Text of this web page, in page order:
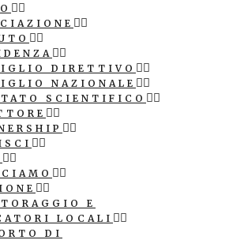
DIRETTIVO
NAZIONALE
SCIENTIFICO
E
LOCALI
DI